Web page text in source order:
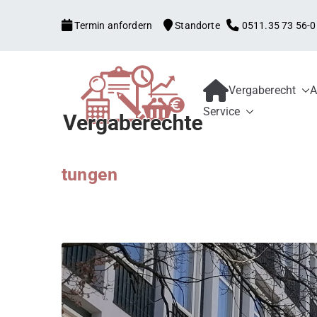
Termin anfordern Standorte 0511.35 73 56-0
Kanzlei mit
Begleitung aller
Schwellenwerte,
Vergaberecht
Service
tungen